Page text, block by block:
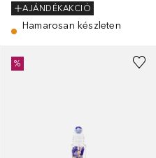
AJÁNDÉKAKCIÓ
Hamarosan készleten
%